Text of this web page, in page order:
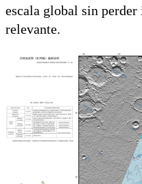
escala global sin
relevante.